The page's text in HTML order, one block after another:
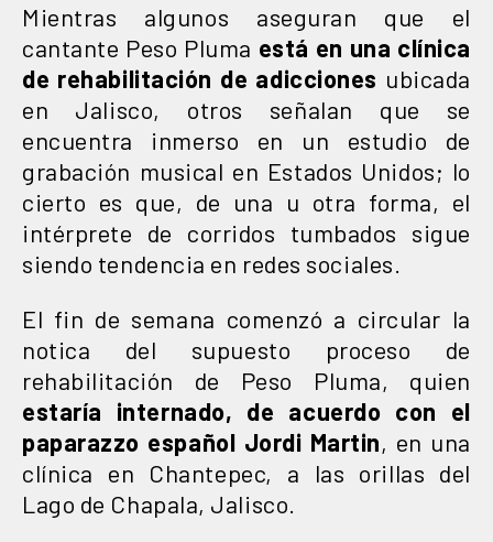
Mientras algunos aseguran que el
cantante Peso Pluma está en una clínica
de rehabilitación de adicciones ubicada
en Jalisco, otros señalan que se
encuentra inmerso en un estudio de
grabación musical en Estados Unidos; lo
cierto es que, de una u otra forma, el
intérprete de corridos tumbados sigue
siendo tendencia en redes sociales.
El fin de semana comenzó a circular la
notica del supuesto proceso de
rehabilitación de Peso Pluma, quien
estaría internado, de acuerdo con el
paparazzo español Jordi Martin, en una
clínica en Chantepec, a las orillas del
Lago de Chapala, Jalisco.